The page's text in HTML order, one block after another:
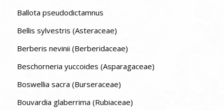
Ballota pseudodictamnus
Bellis sylvestris (Asteraceae)
Berberis nevinii (Berberidaceae)
Beschorneria yuccoides (Asparagaceae)
Boswellia sacra (Burseraceae)
Bouvardia glaberrima (Rubiaceae)